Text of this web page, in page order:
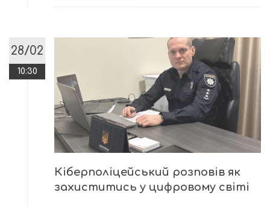
28/02
10:30
Кіберполіцейський розповів як
захиститись у цифровому світі